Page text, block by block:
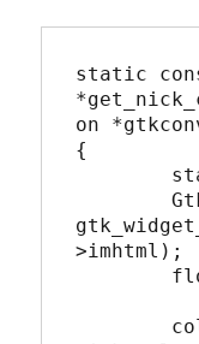
static
on
{
	GtkStyle *style =
>imhtml);